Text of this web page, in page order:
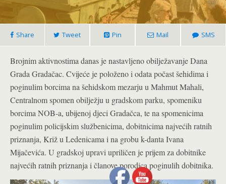
Share Tweet Pin Mail SMS
Brojnim aktivnostima danas je nastavljeno obilježavanje Dana
Grada Gradačac. Cvijeće je položeno i odata počast šehidima i
poginulim borcima na šehidskom mezarju u Mahmut Mahali,
Centralnom spomen obilježju u gradskom parku, spomeniku
borcima NOB-a, ubijenoj djeci Gradačca, te na spomenicima
poginulim policijskim službenicima, dobitnicima najvećih ratnih
priznanja, Križ u Ledenicama i na grobu k-danta Ivana
Mijačevića. U gradskoj upravi upriličen je prijem za dobitnike
najvećih ratnih priznanja i članove porodica poginulih dobitnika.